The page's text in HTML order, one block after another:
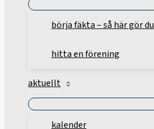
börja fäkta – så här gör du
hitta en förening
aktuellt
kalender